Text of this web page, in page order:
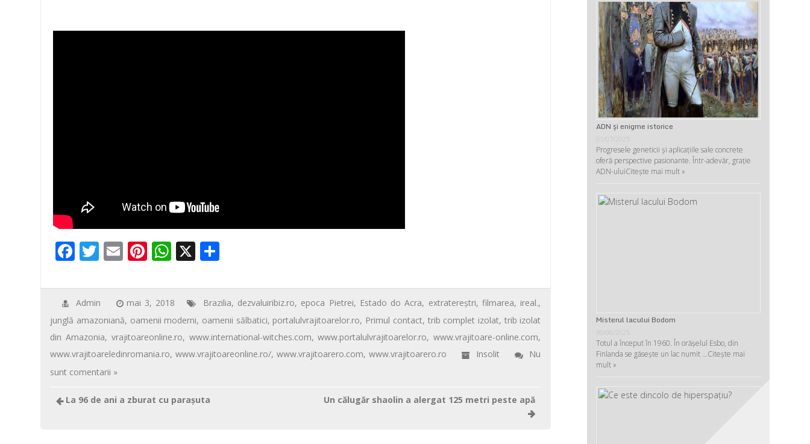
F
e
b
o
o
k
T
tt
er
E
ail
Pi
er
e
st
W
at
s
A
p
X
ta
je
az
ă
Admin mai 3, 2018 Brazilia, dezvaluiribiz.ro, epoca Pietrei, Estado do Acra, extratereştri,filmarea, ireal.,
junglă amazoniană, oamenii moderni, oamenii sălbatici, portalulvrajitoarelor.ro, Primul contact, trib complet izolat, trib izolat
din Amazonia, vrajitoareonline.ro, www.international-witches.com,www.portalulvrajitoarelor.ro,www.vrajitoare-online.com,
www.vrajitoareledinromania.ro,www.vrajitoareonline.ro/,www.vrajitoarero.com,www.vrajitoarero.ro Insolit
Nu
sunt comentarii »
La 96 de ani a zburat cu paraşuta Un călugăr shaolin a alergat 125 metri peste apă
ADN şi enigme istorice
01/07/2025
Progresele geneticii şi aplicaţiile sale concrete
oferă perspective pasionante. Într-adevăr, graţie
ADN-uluiCitește mai mult »
Misterul lacului Bodom
Totul a început în 1960. În orășelul Esbo, din
Finlanda se găsește un lac numit …Citește mai
mult »